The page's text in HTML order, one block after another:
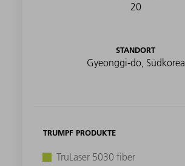
20
STANDORT
Gyeonggi-do, Südkorea
TRUMPF PRODUKTE
TruLaser 5030 fiber